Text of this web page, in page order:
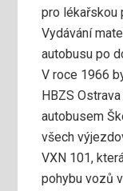
pro lékařskou
Vydávání
autobusu po
V roce 1966
HBZS
autobusem
všech
VXN 101,
pohybu vozů